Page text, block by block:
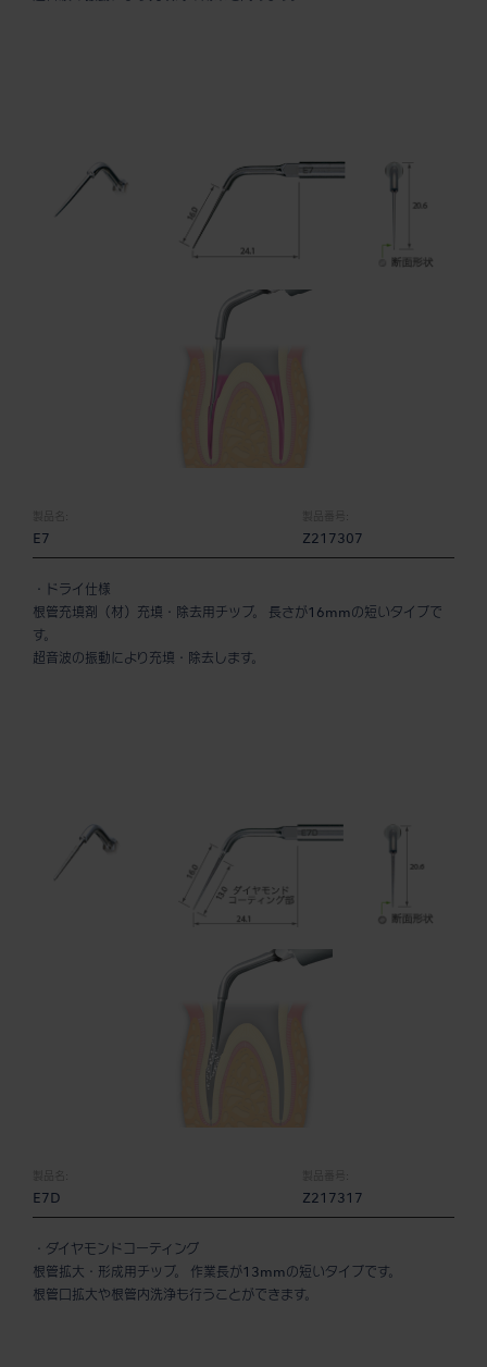
製品名:
E7
製品番号:
Z217307
・ドライ仕様
根管充填剤（材）充填・除去用チップ。 長さが16mmの短いタイプで
す。
超音波の振動により充填・除去します。
製品名:
E7D
製品番号:
Z217317
・ダイヤモンドコーティング
根管拡大・形成用チップ。 作業長が13mmの短いタイプです。
根管口拡大や根管内洗浄も行うことができます。